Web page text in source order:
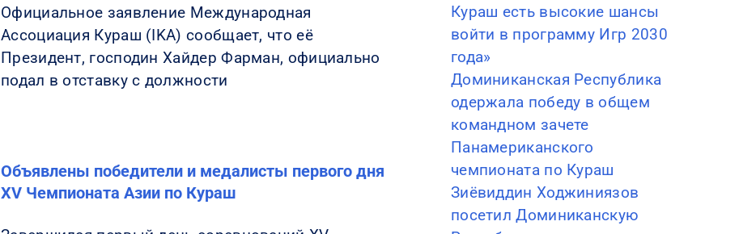
Официальное заявление Международная
Ассоциация Кураш (IKA) сообщает, что её
Президент, господин Хайдер Фарман, официально
подал в отставку с должности
Объявлены победители и медалисты первого дня
XV Чемпионата Азии по Кураш
Кураш есть высокие шансы
войти в программу Игр 2030
года»
Доминиканская Республика
одержала победу в общем
командном зачете
Панамериканского
чемпионата по Кураш
Зиёвиддин Ходжиниязов
посетил Доминиканскую